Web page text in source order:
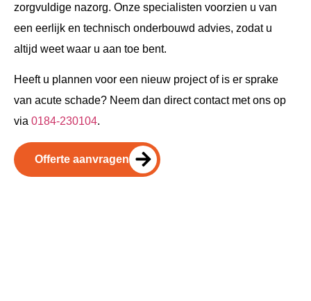
zorgvuldige nazorg. Onze specialisten voorzien u van
een eerlijk en technisch onderbouwd advies, zodat u
altijd weet waar u aan toe bent.
Heeft u plannen voor een nieuw project of is er sprake
van acute schade? Neem dan direct contact met ons op
via 0184-230104.
Offerte aanvragen